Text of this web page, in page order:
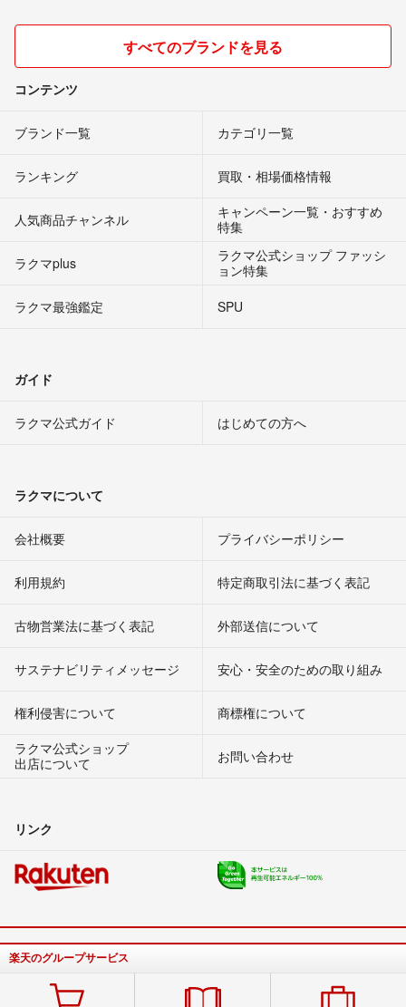
すべてのブランドを見る
コンテンツ
ブランド一覧 カテゴリ一覧
ランキング 買取・相場価格情報
人気商品チャンネル
キャンペーン一覧・おすすめ
特集
ラクマplus
ラクマ公式ショップ ファッシ
ョン特集
ラクマ最強鑑定
SPU
ガイド
ラクマ公式ガイド はじめての方へ
ラクマについて
会社概要 プライバシーポリシー
利用規約 特定商取引法に基づく表記
古物営業法に基づく表記 外部送信について
サステナビリティメッセージ 安心・安全のための取り組み
権利侵害について
商標権について
ラクマ公式ショップ
出店について
お問い合わせ
リンク
楽天のグループサービス